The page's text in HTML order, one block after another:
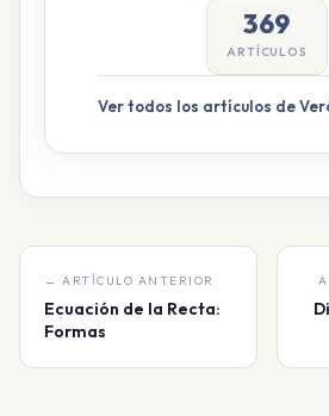
369
ARTÍCULOS
Ver todos los artículos de
← ARTÍCULO ANTERIOR
Ecuación de la Recta:
Formas